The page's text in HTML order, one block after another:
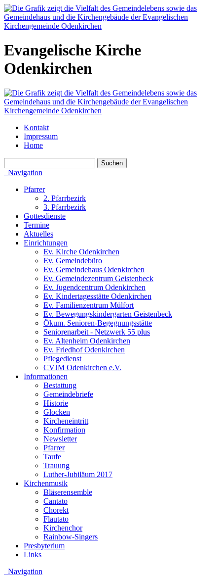
Evangelische Kirche
Odenkirchen
Kontakt
Impressum
Home
Navigation
Pfarrer
2. Pfarrbezirk
3. Pfarrbezirk
Gottesdienste
Termine
Aktuelles
Einrichtungen
Ev. Kirche Odenkirchen
Ev. Gemeindebüro
Ev. Gemeindehaus Odenkirchen
Ev. Gemeindezentrum Geistenbeck
Ev. Jugendcentrum Odenkirchen
Ev. Kindertagesstätte Odenkirchen
Ev. Familienzentrum Mülfort
Ev. Bewegungskindergarten Geistenbeck
Ökum. Senioren-Begegnungsstätte
Seniorenarbeit - Netzwerk 55 plus
Ev. Altenheim Odenkirchen
Ev. Friedhof Odenkirchen
Pflegedienst
CVJM Odenkirchen e.V.
Informationen
Bestattung
Gemeindebriefe
Historie
Glocken
Kircheneintritt
Konfirmation
Newsletter
Pfarrer
Taufe
Trauung
Luther-Jubiläum 2017
Kirchenmusik
Bläserensemble
Cantato
Chorekt
Flautato
Kirchenchor
Rainbow-Singers
Presbyterium
Links
Navigation